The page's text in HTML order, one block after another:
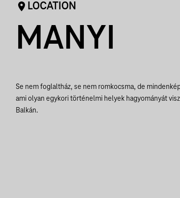
LOCATION
MANYI
Se nem foglaltház, se nem romkocsma, de
ami olyan egykori történelmi helyek hagyományát
Balkán.